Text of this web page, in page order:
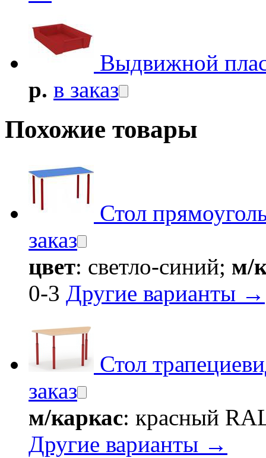
Выдвижной
р. в заказ
Похожие товары
Стол
заказ
цвет: светло-синий; м/
0-3 Другие варианты →
Стол
заказ
м/каркас: красный
Другие варианты →